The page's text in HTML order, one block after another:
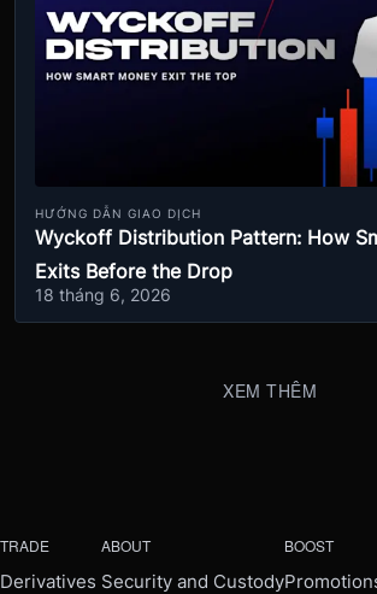
HƯỚNG DẪN GIAO DỊCH
Wyckoff Distribution Pattern: How
Exits Before the Drop
18 tháng 6, 2026
XEM THÊM
TRADE
Derivatives
ABOUT
Security and Custody
BOOST